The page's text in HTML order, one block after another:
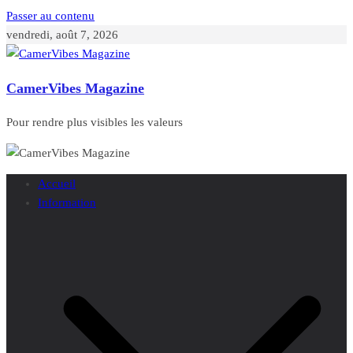
Passer au contenu
vendredi, août 7, 2026
CamerVibes Magazine
Pour rendre plus visibles les valeurs
Accueil
Information